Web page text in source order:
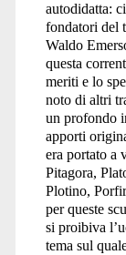
autodidatta:
fondatori del
Waldo
questa
meriti e lo
noto di altri
un profondo
apporti
era portato a
Pitagora,
Plotino,
per queste
si proibiva
tema sul